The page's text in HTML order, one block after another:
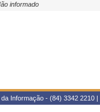
informado
Informação - (84) 3342